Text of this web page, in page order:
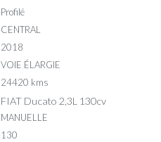
Profilé
CENTRAL
2018
VOIE ÉLARGIE
24420 kms
FIAT Ducato 2,3L 130cv
MANUELLE
130